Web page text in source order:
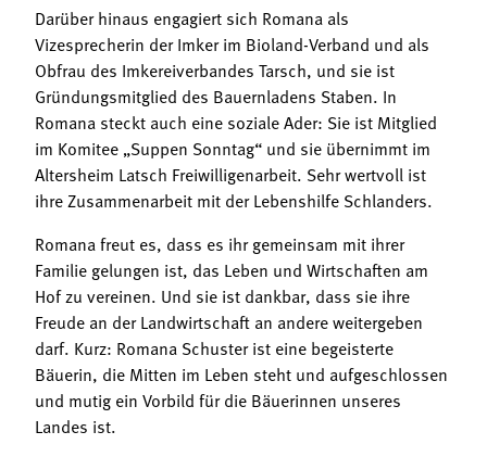
Darüber hinaus engagiert sich Romana als
Vizesprecherin der Imker im Bioland-Verband und als
Obfrau des Imkereiverbandes Tarsch, und sie ist
Gründungsmitglied des Bauernladens Staben. In
Romana steckt auch eine soziale Ader: Sie ist Mitglied
im Komitee „Suppen Sonntag“ und sie übernimmt im
Altersheim Latsch Freiwilligenarbeit. Sehr wertvoll ist
ihre Zusammenarbeit mit der Lebenshilfe Schlanders.
Romana freut es, dass es ihr gemeinsam mit ihrer
Familie gelungen ist, das Leben und Wirtschaften am
Hof zu vereinen. Und sie ist dankbar, dass sie ihre
Freude an der Landwirtschaft an andere weitergeben
darf. Kurz: Romana Schuster ist eine begeisterte
Bäuerin, die Mitten im Leben steht und aufgeschlossen
und mutig ein Vorbild für die Bäuerinnen unseres
Landes ist.